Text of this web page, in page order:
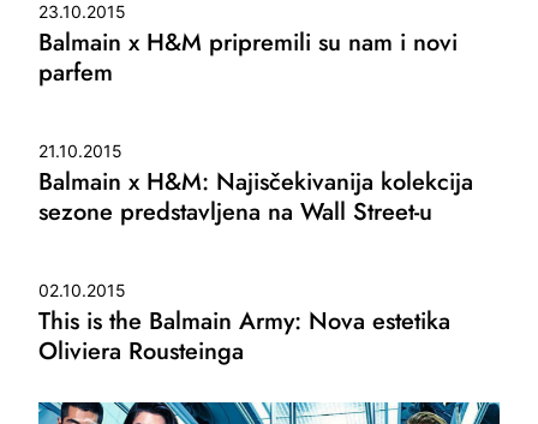
23.10.2015
Balmain x H&M pripremili su nam i novi
parfem
21.10.2015
Balmain x H&M: Najisčekivanija kolekcija
sezone predstavljena na Wall Street-u
02.10.2015
This is the Balmain Army: Nova estetika
Oliviera Rousteinga